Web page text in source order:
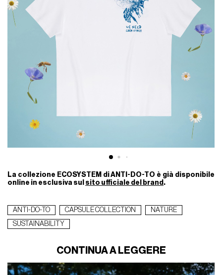
La collezione ECOSYSTEM di ANTI-DO-TO è già disponibile
online in esclusiva sul sito ufficiale del brand .
ANTI-DO-TO CAPSULE COLLECTION
NATURE
SUSTAINABILITY
CONTINUA A LEGGERE